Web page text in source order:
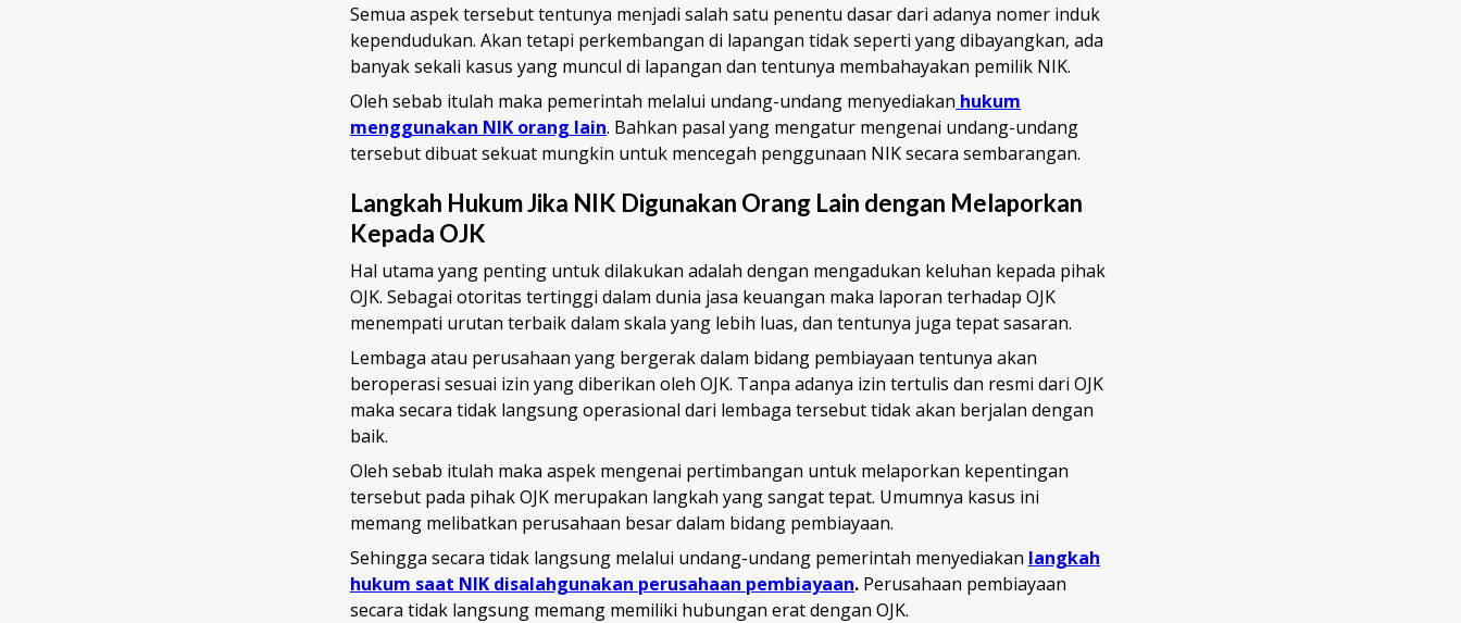
Semua aspek tersebut tentunya menjadi salah satu penentu dasar dari adanya nomer induk
kependudukan. Akan tetapi perkembangan di lapangan tidak seperti yang dibayangkan, ada
banyak sekali kasus yang muncul di lapangan dan tentunya membahayakan pemilik NIK.
Oleh sebab itulah maka pemerintah melalui undang-undang menyediakan hukum
menggunakan NIK orang lain. Bahkan pasal yang mengatur mengenai undang-undang
tersebut dibuat sekuat mungkin untuk mencegah penggunaan NIK secara sembarangan.
Langkah Hukum Jika NIK Digunakan Orang Lain dengan Melaporkan
Kepada OJK
Hal utama yang penting untuk dilakukan adalah dengan mengadukan keluhan kepada pihak
OJK. Sebagai otoritas tertinggi dalam dunia jasa keuangan maka laporan terhadap OJK
menempati urutan terbaik dalam skala yang lebih luas, dan tentunya juga tepat sasaran.
Lembaga atau perusahaan yang bergerak dalam bidang pembiayaan tentunya akan
beroperasi sesuai izin yang diberikan oleh OJK. Tanpa adanya izin tertulis dan resmi dari OJK
maka secara tidak langsung operasional dari lembaga tersebut tidak akan berjalan dengan
baik.
Oleh sebab itulah maka aspek mengenai pertimbangan untuk melaporkan kepentingan
tersebut pada pihak OJK merupakan langkah yang sangat tepat. Umumnya kasus ini
memang melibatkan perusahaan besar dalam bidang pembiayaan.
Sehingga secara tidak langsung melalui undang-undang pemerintah menyediakan langkah
hukum saat NIK disalahgunakan perusahaan pembiayaan. Perusahaan pembiayaan
secara tidak langsung memang memiliki hubungan erat dengan OJK.